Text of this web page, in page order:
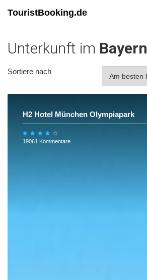
TouristBooking.de
Unterkunft im Bayern
Sortiere nach
H2 Hotel München Olympiapark
19061 Kommentare